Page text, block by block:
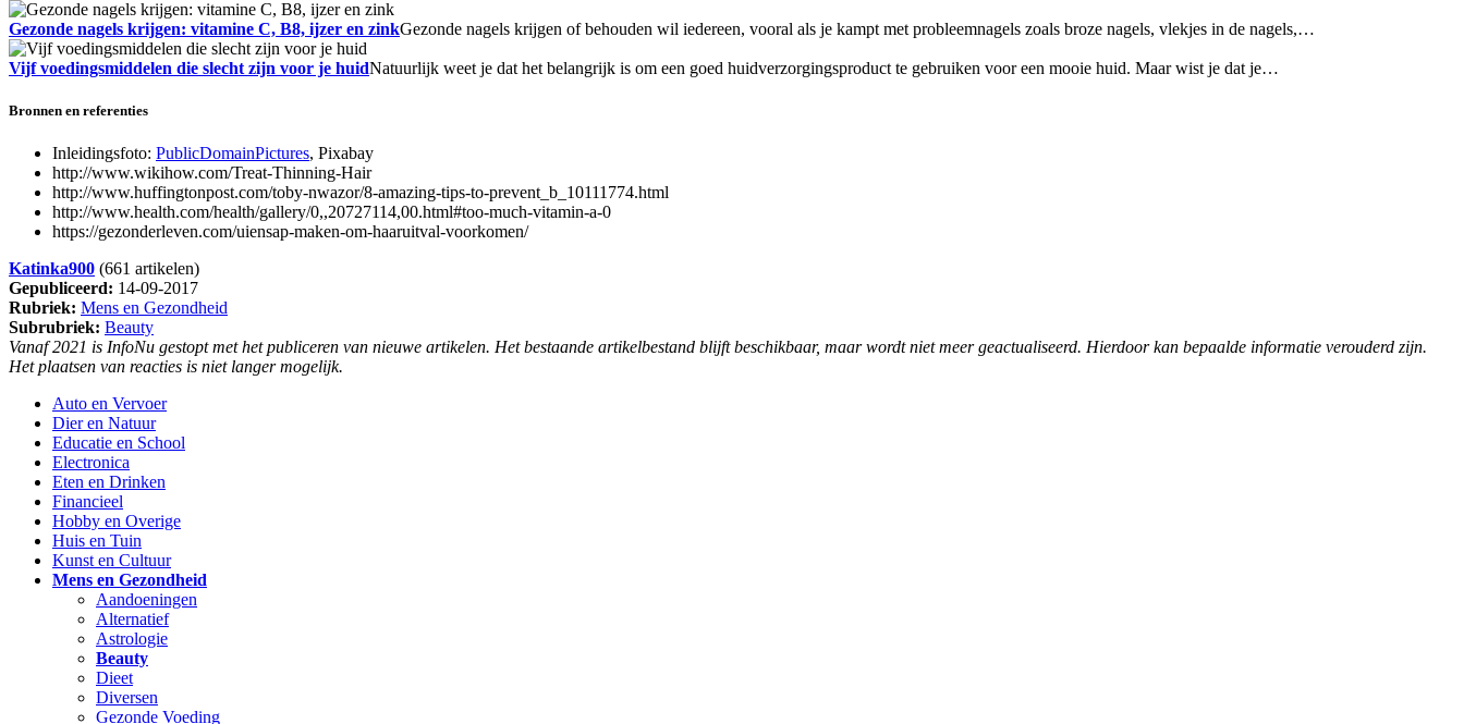
Gezonde nagels krijgen: vitamine C, B8, ijzer en zinkGezonde nagels krijgen of behouden wil iedereen, vooral als je kampt met probleemnagels zoals broze nagels, vlekjes in de nagels,…
Vijf voedingsmiddelen die slecht zijn voor je huidNatuurlijk weet je dat het belangrijk is om een goed huidverzorgingsproduct te gebruiken voor een mooie huid. Maar wist je dat je…
Bronnen en referenties
Inleidingsfoto: PublicDomainPictures, Pixabay
http://www.wikihow.com/Treat-Thinning-Hair
http://www.huffingtonpost.com/toby-nwazor/8-amazing-tips-to-prevent_b_10111774.html
http://www.health.com/health/gallery/0,,20727114,00.html#too-much-vitamin-a-0
https://gezonderleven.com/uiensap-maken-om-haaruitval-voorkomen/
Katinka900 (661 artikelen)
Gepubliceerd: 14-09-2017
Rubriek: Mens en Gezondheid
Subrubriek: Beauty
Vanaf 2021 is InfoNu gestopt met het publiceren van nieuwe artikelen. Het bestaande artikelbestand blijft beschikbaar, maar wordt niet meer geactualiseerd. Hierdoor kan bepaalde informatie verouderd zijn.
Het plaatsen van reacties is niet langer mogelijk.
Auto en Vervoer
Dier en Natuur
Educatie en School
Electronica
Eten en Drinken
Financieel
Hobby en Overige
Huis en Tuin
Kunst en Cultuur
Mens en Gezondheid
Aandoeningen
Alternatief
Astrologie
Beauty
Dieet
Diversen
Gezonde Voeding